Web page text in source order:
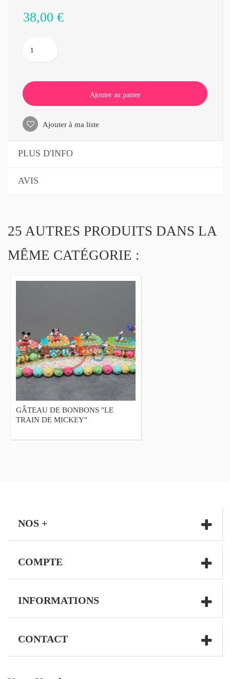
38,00 €
Ajouter au panier
Ajouter à ma liste
PLUS D'INFO
AVIS
25 AUTRES PRODUITS DANS LA
MÊME CATÉGORIE :
GÂTEAU DE BONBONS "LE
TRAIN DE MICKEY"
CHIEN"
GÂTEAU DE
TRAIN DE
NOS +
COMPTE
INFORMATIONS
CONTACT